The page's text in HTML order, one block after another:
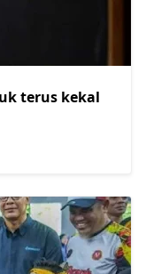
terus kekal